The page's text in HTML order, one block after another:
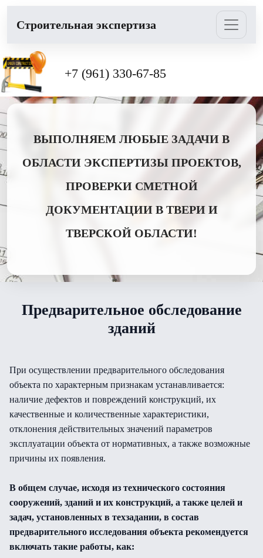
Cтроительная экспертиза
+7 (961) 330-67-85
ВЫПОЛНЯЕМ ЛЮБЫЕ ЗАДАЧИ В
ОБЛАСТИ ЭКСПЕРТИЗЫ ПРОЕКТОВ,
ПРОВЕРКИ СМЕТНОЙ
ДОКУМЕНТАЦИИ В ТВЕРИ И
ТВЕРСКОЙ ОБЛАСТИ!
Предварительное обследование
зданий
При осуществлении предварительного обследования
объекта по характерным признакам устанавливается:
наличие дефектов и повреждений конструкций, их
качественные и количественные характеристики,
отклонения действительных значений параметров
эксплуатации объекта от нормативных, а также возможные
причины их появления.
В общем случае, исходя из технического состояния
сооружений, зданий и их конструкций, а также целей и
задач, установленных в техзадании, в состав
предварительного исследования объекта рекомендуется
включать такие работы, как: